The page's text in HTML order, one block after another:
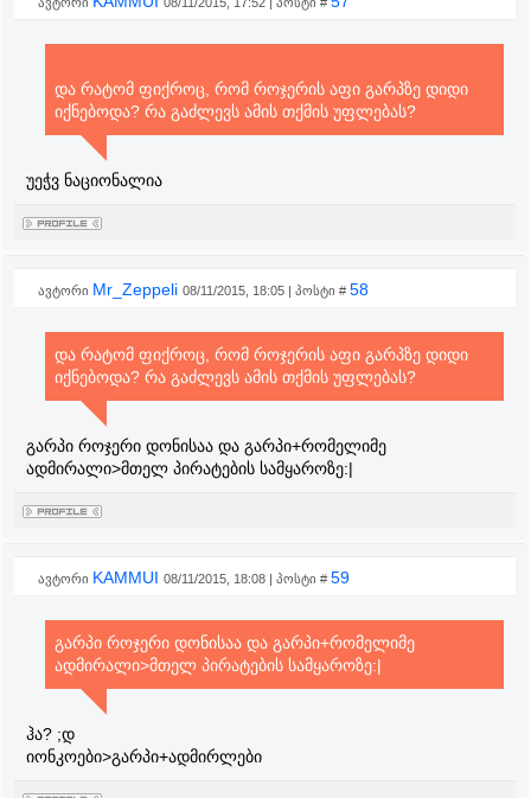
და რატომ ფიქროც, რომ როჯერის აფი გარპზე დიდი
იქნებოდა? რა გაძლევს ამის თქმის უფლებას?
უეჭვ ნაციონალია
ავტორი Mr_Zeppeli 08/11/2015, 18:05 | პოსტი # 58
და რატომ ფიქროც, რომ როჯერის აფი გარპზე დიდი
იქნებოდა? რა გაძლევს ამის თქმის უფლებას?
გარპი როჯერი დონისაა და გარპი+რომელიმე
ადმირალი>მთელ პირატების სამყაროზე:|
ავტორი KAMMUI 08/11/2015, 18:08 | პოსტი # 59
გარპი როჯერი დონისაა და გარპი+რომელიმე
ადმირალი>მთელ პირატების სამყაროზე:|
ჰა? ;დ
იონკოები>გარპი+ადმირლები